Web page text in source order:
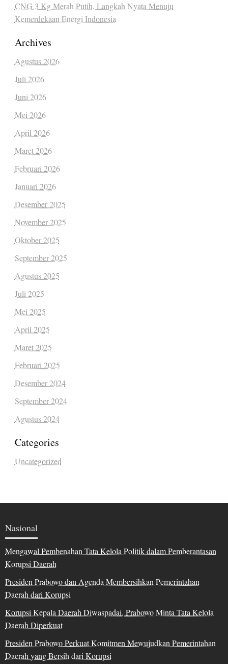
CNG 3 Kg Merah Putih, Langkah Nyata Menuju
Kemerdekaan Energi Indonesia
Archives
Agustus 2026
Juli 2026
Juni 2026
Mei 2026
April 2026
Maret 2026
Februari 2026
Januari 2026
Desember 2025
November 2025
Oktober 2025
September 2025
Agustus 2025
Juli 2025
Mei 2025
April 2025
Maret 2025
Februari 2025
Desember 2024
September 2024
Agustus 2024
Categories
Uncategorized
Nasional
Mengawal Pembenahan Tata Kelola Politik dalam Pemberantasan
Korupsi Daerah
Presiden Prabowo dan Agenda Membersihkan Pemerintahan
Daerah dari Korupsi
Korupsi Kepala Daerah Diwaspadai, Prabowo Minta Tata Kelola
Daerah Diperkuat
Presiden Prabowo Perkuat Komitmen Mewujudkan Pemerintahan
Daerah yang Bersih dari Korupsi